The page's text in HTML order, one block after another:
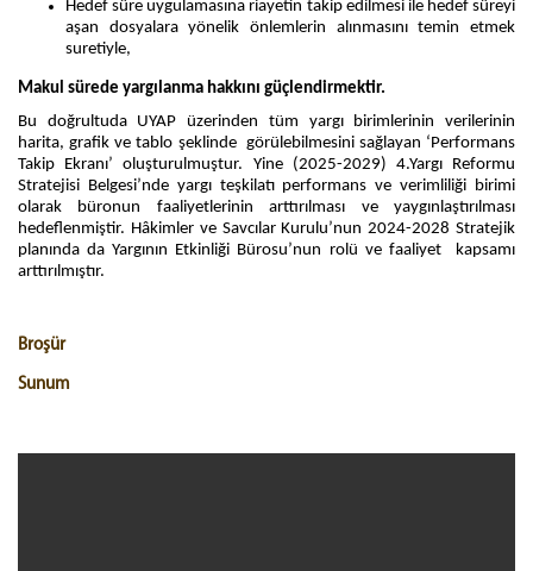
Hedef süre uygulamasına riayetin takip edilmesi ile hedef süreyi
aşan dosyalara yönelik önlemlerin alınmasını temin etmek
suretiyle,
Makul sürede yargılanma hakkını güçlendirmektir.
Bu doğrultuda UYAP üzerinden tüm yargı birimlerinin verilerinin
harita, grafik ve tablo şeklinde görülebilmesini sağlayan ‘Performans
Takip Ekranı’ oluşturulmuştur. Yine (2025-2029) 4.Yargı Reformu
Stratejisi Belgesi’nde yargı teşkilatı performans ve verimliliği birimi
olarak büronun faaliyetlerinin arttırılması ve yaygınlaştırılması
hedeflenmiştir. Hâkimler ve Savcılar Kurulu’nun 2024-2028 Stratejik
planında da Yargının Etkinliği Bürosu’nun rolü ve faaliyet kapsamı
arttırılmıştır.
Broşür
Sunum